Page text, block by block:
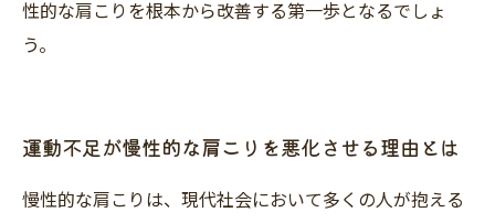
性的な肩こりを根本から改善する第一歩となるでしょ
う。
運動不足が慢性的な肩こりを悪化させる理由とは
慢性的な肩こりは、現代社会において多くの人が抱える